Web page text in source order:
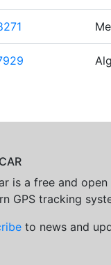
is a free and open
GPS tracking
to news and